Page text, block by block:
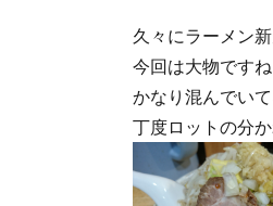
久々にラーメン
今回は大物ですね
かなり混んでい
丁度ロットの分